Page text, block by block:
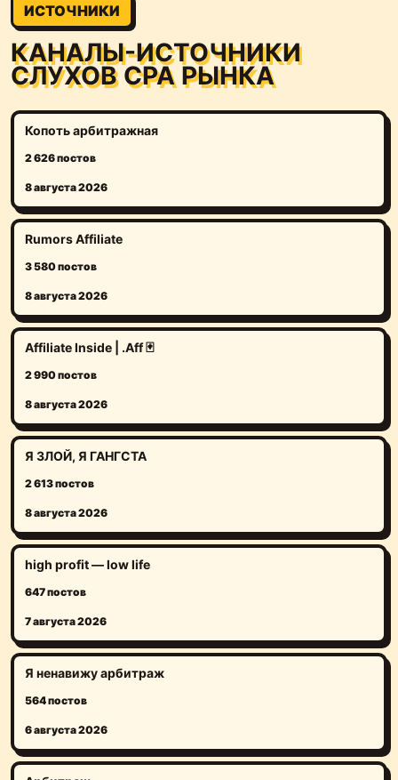
ИСТОЧНИКИ
КАНАЛЫ-ИСТОЧНИКИ
СЛУХОВ CPA РЫНКА
Копоть арбитражная
2 626 постов
8 августа 2026
Rumors Affiliate
3 580 постов
8 августа 2026
Affiliate Inside | .Aff 🃏
2 990 постов
8 августа 2026
Я ЗЛОЙ, Я ГАНГСТА
2 613 постов
8 августа 2026
high profit — low life
647 постов
7 августа 2026
Я ненавижу арбитраж
564 постов
6 августа 2026